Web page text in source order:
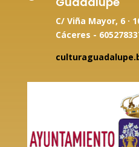
C/ Viña Mayor, 6 ·
Cáceres -